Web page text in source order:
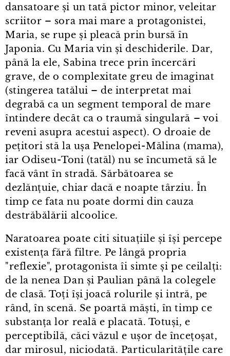
dansatoare și un tată pictor minor, veleitar
scriitor – sora mai mare a protagonistei,
Maria, se rupe și pleacă prin bursă în
Japonia. Cu Maria vin și deschiderile. Dar,
până la ele, Sabina trece prin încercări
grave, de o complexitate greu de imaginat
(stingerea tatălui – de interpretat mai
degrabă ca un segment temporal de mare
întindere decât ca o traumă singulară – voi
reveni asupra acestui aspect). O droaie de
pețitori stă la ușa Penelopei⁠-⁠Mălina (mama),
iar Odiseu⁠-⁠Toni (tatăl) nu se încumetă să le
facă vânt în stradă. Sărbătoarea se
dezlănțuie, chiar dacă e noapte târziu. În
timp ce fata nu poate dormi din cauza
destrăbălării alcoolice.
Naratoarea poate citi situațiile și își percepe
existența fără filtre. Pe lângă propria
"reflexie", protagonista îi simte și pe ceilalți:
de la nenea Dan și Paulian până la colegele
de clasă. Toți își joacă rolurile și intră, pe
rând, în scenă. Se poartă măști, în timp ce
substanța lor reală e placată. Totuși, e
perceptibilă, căci văzul e ușor de încețoșat,
dar mirosul, niciodată. Particularitățile care